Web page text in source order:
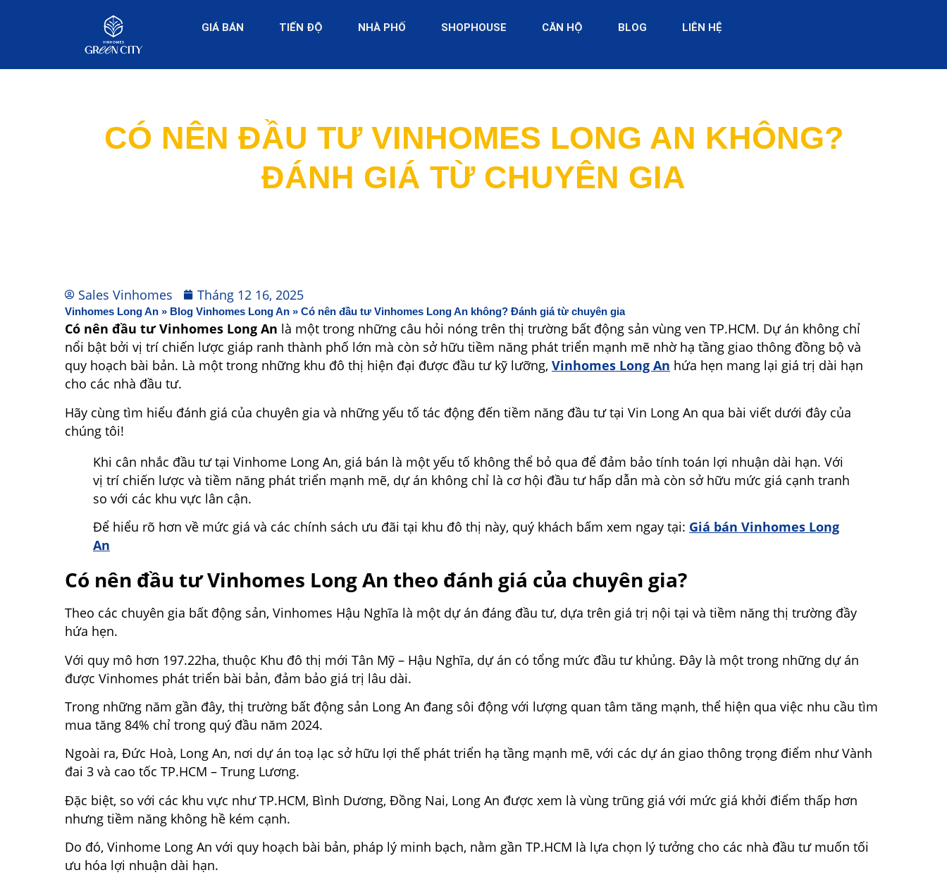
GIÁ BÁN TIẾN ĐỘ NHÀ PHỐ SHOPHOUSE CĂN HỘ BLOG LIÊN HỆ
CÓ NÊN ĐẦU TƯ VINHOMES LONG AN KHÔNG?
ĐÁNH GIÁ TỪ CHUYÊN GIA
Sales Vinhomes Tháng 12 16, 2025
Vinhomes Long An » Blog Vinhomes Long An » Có nên đầu tư Vinhomes Long An không? Đánh giá từ chuyên gia
Có nên đầu tư Vinhomes Long An là một trong những câu hỏi nóng trên thị trường bất động sản vùng ven TP.HCM. Dự án không chỉ
nổi bật bởi vị trí chiến lược giáp ranh thành phố lớn mà còn sở hữu tiềm năng phát triển mạnh mẽ nhờ hạ tầng giao thông đồng bộ và
quy hoạch bài bản. Là một trong những khu đô thị hiện đại được đầu tư kỹ lưỡng, Vinhomes Long An hứa hẹn mang lại giá trị dài hạn
cho các nhà đầu tư.
Hãy cùng tìm hiểu đánh giá của chuyên gia và những yếu tố tác động đến tiềm năng đầu tư tại Vin Long An qua bài viết dưới đây của
chúng tôi!
Khi cân nhắc đầu tư tại Vinhome Long An, giá bán là một yếu tố không thể bỏ qua để đảm bảo tính toán lợi nhuận dài hạn. Với
vị trí chiến lược và tiềm năng phát triển mạnh mẽ, dự án không chỉ là cơ hội đầu tư hấp dẫn mà còn sở hữu mức giá cạnh tranh
so với các khu vực lân cận.
Để hiểu rõ hơn về mức giá và các chính sách ưu đãi tại khu đô thị này, quý khách bấm xem ngay tại: Giá bán Vinhomes Long
An
Có nên đầu tư Vinhomes Long An theo đánh giá của chuyên gia?
Theo các chuyên gia bất động sản, Vinhomes Hậu Nghĩa là một dự án đáng đầu tư, dựa trên giá trị nội tại và tiềm năng thị trường đầy
hứa hẹn.
Với quy mô hơn 197.22ha, thuộc Khu đô thị mới Tân Mỹ – Hậu Nghĩa, dự án có tổng mức đầu tư khủng. Đây là một trong những dự án
được Vinhomes phát triển bài bản, đảm bảo giá trị lâu dài.
Trong những năm gần đây, thị trường bất động sản Long An đang sôi động với lượng quan tâm tăng mạnh, thể hiện qua việc nhu cầu tìm
mua tăng 84% chỉ trong quý đầu năm 2024.
Ngoài ra, Đức Hoà, Long An, nơi dự án toạ lạc sở hữu lợi thế phát triển hạ tầng mạnh mẽ, với các dự án giao thông trọng điểm như Vành
đai 3 và cao tốc TP.HCM – Trung Lương.
Đặc biệt, so với các khu vực như TP.HCM, Bình Dương, Đồng Nai, Long An được xem là vùng trũng giá với mức giá khởi điểm thấp hơn
nhưng tiềm năng không hề kém cạnh.
Do đó, Vinhome Long An với quy hoạch bài bản, pháp lý minh bạch, nằm gần TP.HCM là lựa chọn lý tưởng cho các nhà đầu tư muốn tối
ưu hóa lợi nhuận dài hạn.